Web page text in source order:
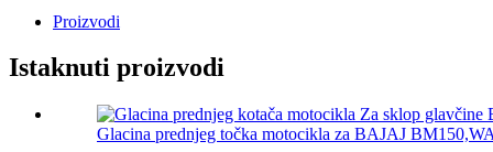
Proizvodi
Istaknuti proizvodi
Glacina prednjeg točka motocikla za BAJAJ